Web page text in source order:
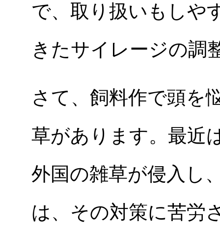
で、取り扱いもしや
きたサイレージの調
さて、飼料作で頭を
草があります。最近
外国の雑草が侵入し
は、その対策に苦労